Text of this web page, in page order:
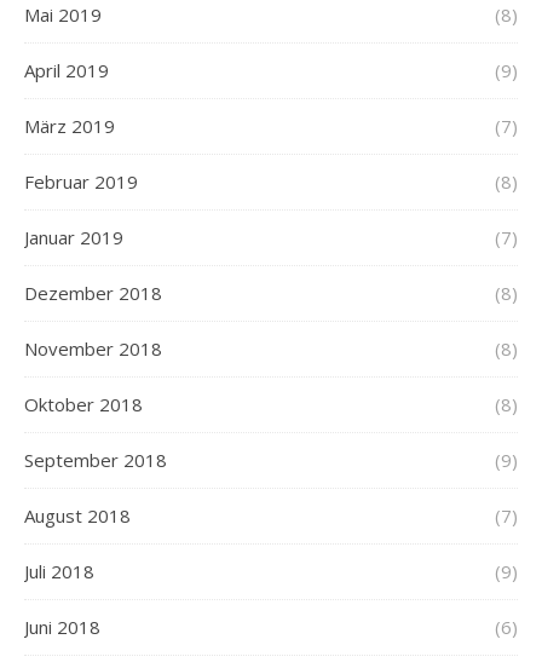
Mai 2019 (8)
April 2019 (9)
März 2019 (7)
Februar 2019 (8)
Januar 2019 (7)
Dezember 2018 (8)
November 2018 (8)
Oktober 2018 (8)
September 2018 (9)
August 2018 (7)
Juli 2018 (9)
Juni 2018 (6)